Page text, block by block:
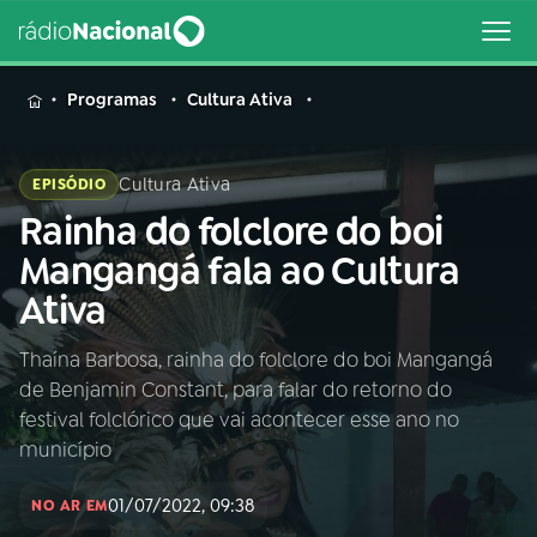
MENU
Buscar
na
Rádio
Nacional
Buscar
AO VIVO
INÍCIO
02A RÁDIO
Programas Cultura Ativa
EPISÓDIO Cultura Ativa
Rainha do folclore do boi
Mangangá fala ao Cultura
Ativa
Thaína Barbosa, rainha do folclore do boi Mangangá
de Benjamin Constant, para falar do retorno do
festival folclórico que vai acontecer esse ano no
município
NO AR EM01/07/2022, 09:38